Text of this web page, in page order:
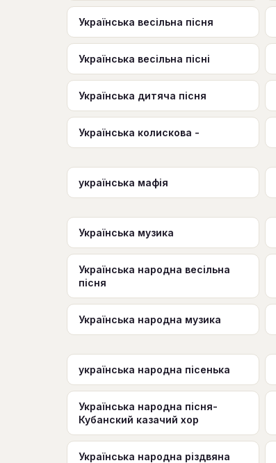
Українська весільна пісня
Українська весільна пісні
Українська дитяча пісня
Українська колискова -
українська мафія
Українська музика
Українська народна весільна
пісня
Українська народна музика
українська народна пісенька
Українська народна пісня-
Кубанский казачий хор
Українська народна різдвяна